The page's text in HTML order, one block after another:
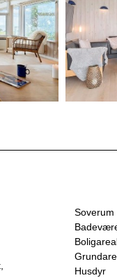
Soverum
Husdyr